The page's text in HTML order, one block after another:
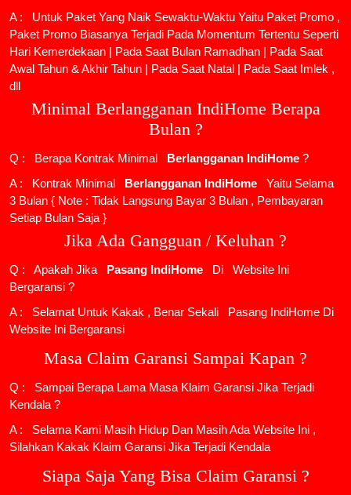
A : Untuk Paket Yang Naik Sewaktu-Waktu Yaitu Paket Promo ,
Paket Promo Biasanya Terjadi Pada Momentum Tertentu Seperti
Hari Kemerdekaan | Pada Saat Bulan Ramadhan | Pada Saat
Awal Tahun & Akhir Tahun | Pada Saat Natal | Pada Saat Imlek ,
dll
Minimal Berlangganan IndiHome Berapa
Bulan ?
Q : Berapa Kontrak Minimal Berlangganan IndiHome ?
A : Kontrak Minimal
Berlangganan IndiHome
Yaitu Selama
3 Bulan { Note : Tidak Langsung Bayar 3 Bulan , Pembayaran
Setiap Bulan Saja }
Jika Ada Gangguan / Keluhan ?
Q : Apakah Jika Pasang IndiHome Di
Website Ini
Bergaransi ?
A : Selamat Untuk Kakak , Benar Sekali
Pasang IndiHome Di
Website Ini Bergaransi
Masa Claim Garansi Sampai Kapan ?
Q : Sampai Berapa Lama Masa Klaim Garansi Jika Terjadi
Kendala ?
A : Selama Kami Masih Hidup Dan Masih Ada Website Ini ,
Silahkan Kakak Klaim Garansi Jika Terjadi Kendala
Siapa Saja Yang Bisa Claim Garansi ?